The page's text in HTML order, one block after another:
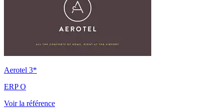
Aerotel 3*
ERP O
Voir la référence